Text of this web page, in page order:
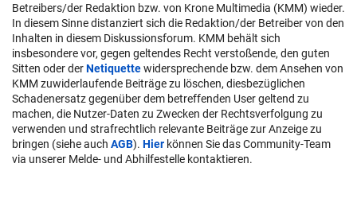
Betreibers/der Redaktion bzw. von Krone Multimedia (KMM) wieder.
In diesem Sinne distanziert sich die Redaktion/der Betreiber von den
Inhalten in diesem Diskussionsforum. KMM behält sich
insbesondere vor, gegen geltendes Recht verstoßende, den guten
Sitten oder derNetiquettewidersprechende bzw. dem Ansehen von
KMM zuwiderlaufende Beiträge zu löschen, diesbezüglichen
Schadenersatz gegenüber dem betreffenden User geltend zu
machen, die Nutzer-Daten zu Zwecken der Rechtsverfolgung zu
verwenden und strafrechtlich relevante Beiträge zur Anzeige zu
bringen (siehe auch AGB). Hier können Sie das Community-Team
via unserer Melde- und Abhilfestelle kontaktieren.